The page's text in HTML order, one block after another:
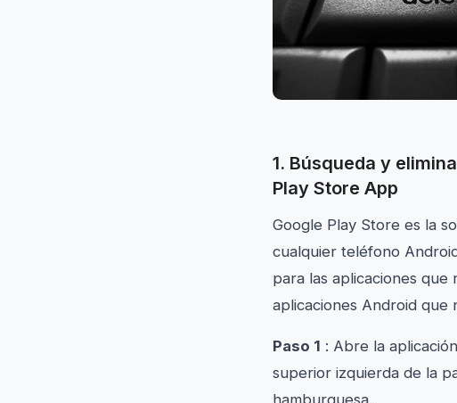
1. Búsqueda y
Play Store App
Google Play Store es la
cualquier teléfono
para las aplicaciones que
aplicaciones Android que
Paso 1 : Abre la
superior izquierda de la
hamburguesa.